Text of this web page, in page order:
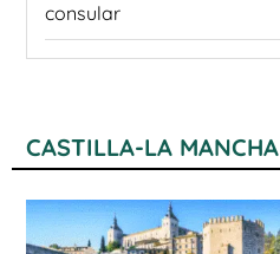
consular
CASTILLA-LA MANCHA